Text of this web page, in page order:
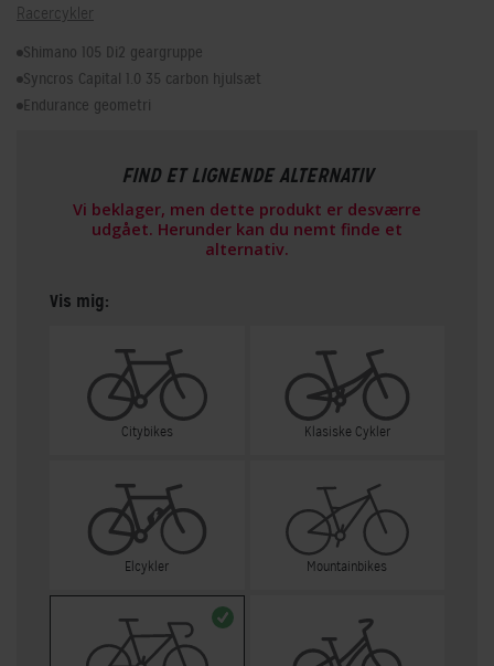
Racercykler
Shimano 105 Di2 geargruppe
Syncros Capital 1.0 35 carbon hjulsæt
Endurance geometri
FIND ET LIGNENDE ALTERNATIV
Vi beklager, men dette produkt er desværre
udgået. Herunder kan du nemt finde et
alternativ.
Vis mig:
Citybikes Klasiske Cykler
Elcykler Mountainbikes